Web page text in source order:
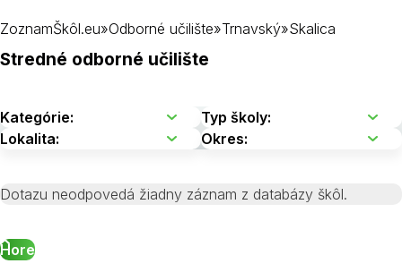
ZoznamŠkôl.eu»Odborné učilište»Trnavský»Skalica
Stredné odborné učilište
Dotazu neodpovedá žiadny záznam z databázy škôl.
Hore